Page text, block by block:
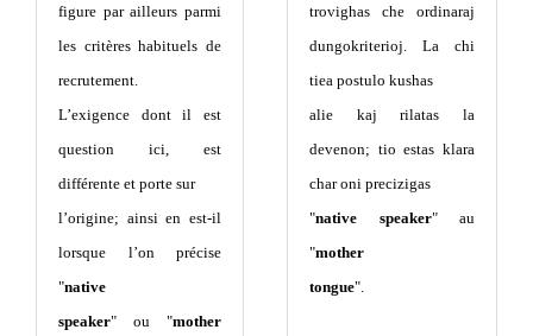
figure par ailleurs parmi
les critères habituels de
recrutement.
L’exigence dont il est
question ici, est
différente et porte sur
l’origine; ainsi en est-il
lorsque l’on précise
"native
speaker" ou "mother
trovighas che ordinaraj
dungokriterioj. La chi
tiea postulo kushas
alie kaj rilatas la
devenon; tio estas klara
char oni precizigas
"native speaker" au
"mother
tongue".